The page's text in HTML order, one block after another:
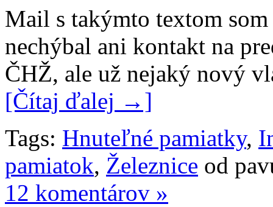
Mail s takýmto textom
nechýbal ani kontakt na
ČHŽ, ale už nejaký nový
[Čítaj ďalej →]
Tags: Hnuteľné pamiatky,
pamiatok, Železnice od
12 komentárov »